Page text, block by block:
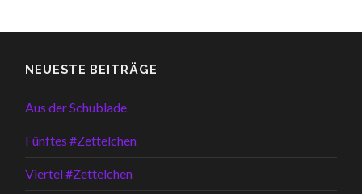
NEUESTE BEITRÄGE
Aus der Schublade
Fünftes #Zettelchen
Viertel #Zettelchen